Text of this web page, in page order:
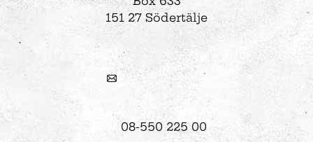
151 27 Södertälje
08-550 225 00